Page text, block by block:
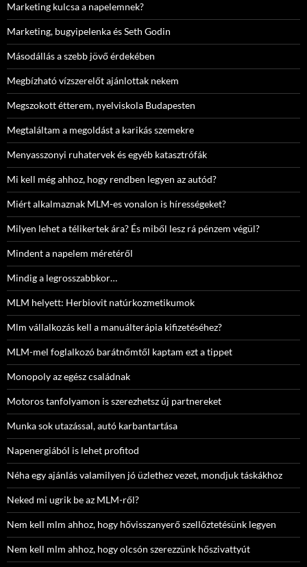
Marketing kulcsa a napelemnek?
Marketing, bugyipelenka és Seth Godin
Másodállás a szebb jövő érdekében
Megbízható vízszerelőt ajánlottak nekem
Megszokott étterem, nyelviskola Budapesten
Megtaláltam a megoldást a karikás szemekre
Menyasszonyi ruhatervek és egyéb katasztrófák
Mi kell még ahhoz, hogy rendben legyen az autód?
Miért alkalmaznak MLM-es vonalon is hírességeket?
Milyen lehet a télikertek ára? És miből lesz rá pénzem végül?
Mindent a napelem méretéről
Mindig a legrosszabbkor…
MLM helyett: Herbiovit natúrkozmetikumok
Mlm vállalkozás kell a manuálterápia kifizetéséhez?
MLM-mel foglalkozó barátnőmtől kaptam ezt a tippet
Monopoly az egész családnak
Motoros tanfolyamon is szerezhetsz új partnereket
Munka sok utazással, autó karbantartása
Napenergiából is lehet profitod
Néha egy ajánlás valamilyen jó üzlethez vezet, mondjuk táskákhoz
Neked mi ugrik be az MLM-ről?
Nem kell mlm ahhoz, hogy hővisszanyerő szellőztetésünk legyen
Nem kell mlm ahhoz, hogy olcsón szerezzünk hőszivattyút